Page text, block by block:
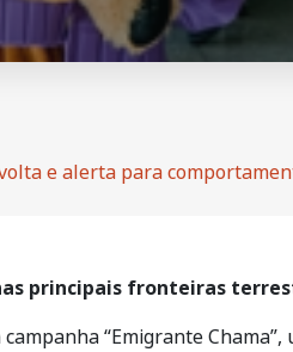
e alerta para
principais fronteiras
“Emigrante